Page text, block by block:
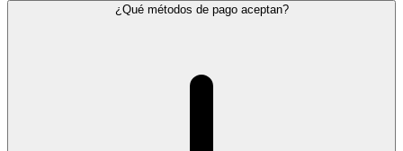
¿Qué métodos de pago aceptan?